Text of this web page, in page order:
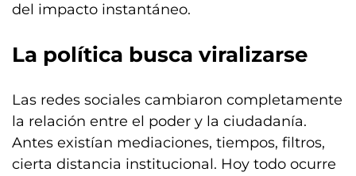
del impacto instantáneo.
La política busca viralizarse
Las redes sociales cambiaron completamente
la relación entre el poder y la ciudadanía.
Antes existían mediaciones, tiempos, filtros,
cierta distancia institucional. Hoy todo ocurre